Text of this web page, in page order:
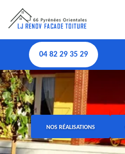
04 82 29 35 29
NOS RÉALISATIONS